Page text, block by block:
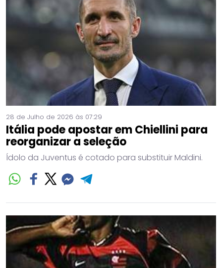
28 de Julho de 2026 às 07:29
Itália pode apostar em Chiellini para
reorganizar a seleção
Ídolo da Juventus é cotado para substituir Maldini.